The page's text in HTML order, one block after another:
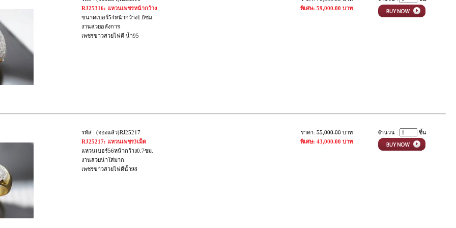
RJ25316: แหวนเพชรหน้ากว้าง
ขนาดเบอร์54หน้ากว้าง1.8ซม.
งานสวยอลังการ
เพชรขาวสวยไฟดี น้ำ95
พิเศษ: 59,000.00 บาท
รหัส : (จองแล้ว)RJ25217
RJ25217: แหวนเพชร3เม็ด
แหวนเบอร์56หน้ากว้าง0.7ซม.
งานสวยน่าใส่มาก
เพชรขาวสวยไฟดีน้ำ98
ราคา: 55,000.00 บาท
พิเศษ: 43,000.00 บาท
จำนวน : ชิ้น